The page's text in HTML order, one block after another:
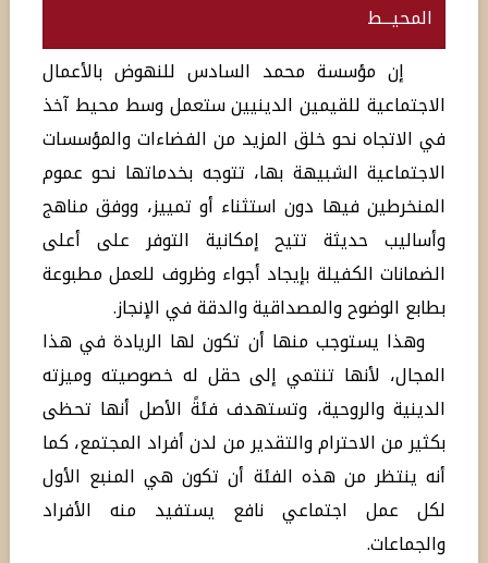
المحيـــط
إن مؤسسة محمد السادس للنهوض بالأعمال
الاجتماعية للقيمين الدينيين ستعمل وسط محيط آخذ
في الاتجاه نحو خلق المزيد من الفضاءات والمؤسسات
الاجتماعية الشبيهة بها، تتوجه بخدماتها نحو عموم
المنخرطين فيها دون استثناء أو تمييز، ووفق مناهج
وأساليب حديثة تتيح إمكانية التوفر على أعلى
الضمانات الكفيلة بإيجاد أجواء وظروف للعمل مطبوعة
بطابع الوضوح والمصداقية والدقة في الإنجاز.
وهذا يستوجب منها أن تكون لها الريادة في هذا
المجال، لأنها تنتمي إلى حقل له خصوصيته وميزته
الدينية والروحية، وتستهدف فئةً الأصل أنها تحظى
بكثير من الاحترام والتقدير من لدن أفراد المجتمع، كما
أنه ينتظر من هذه الفئة أن تكون هي المنبع الأول
لكل عمل اجتماعي نافع يستفيد منه الأفراد
والجماعات.